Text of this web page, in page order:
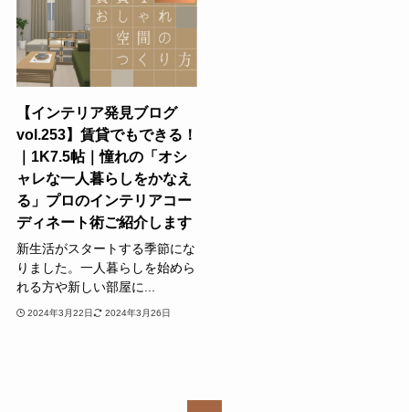
【インテリア発見ブログ
vol.253】賃貸でもできる！
｜1K7.5帖｜憧れの「オシ
ャレな一人暮らしをかなえ
る」プロのインテリアコー
ディネート術ご紹介します
新生活がスタートする季節にな
りました。一人暮らしを始めら
れる方や新しい部屋に...
2024年3月22日 2024年3月26日